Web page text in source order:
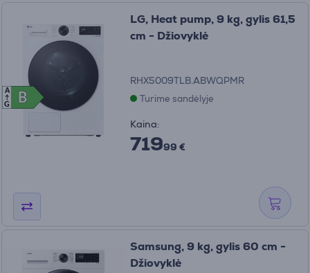
B
B
A
G
LG, Heat pump, 9 kg, gylis 61,5
cm - Džiovyklė
RHX5009TLB.ABWQPMR
Turime sandėlyje
Kaina:
71999 €
Samsung, 9 kg, gylis 60 cm -
Džiovyklė